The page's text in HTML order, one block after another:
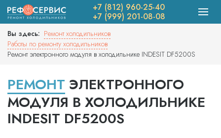
+7 (812) 960-25-40
+7 (999) 201-08-08
Вы здесь: Ремонт холодильников
Работы по ремонту холодильников
Ремонт электронного модуля в холодильнике INDESIT DF5200S
РЕМОНТ ЭЛЕКТРОННОГО
МОДУЛЯ В ХОЛОДИЛЬНИКЕ
INDESIT DF5200S